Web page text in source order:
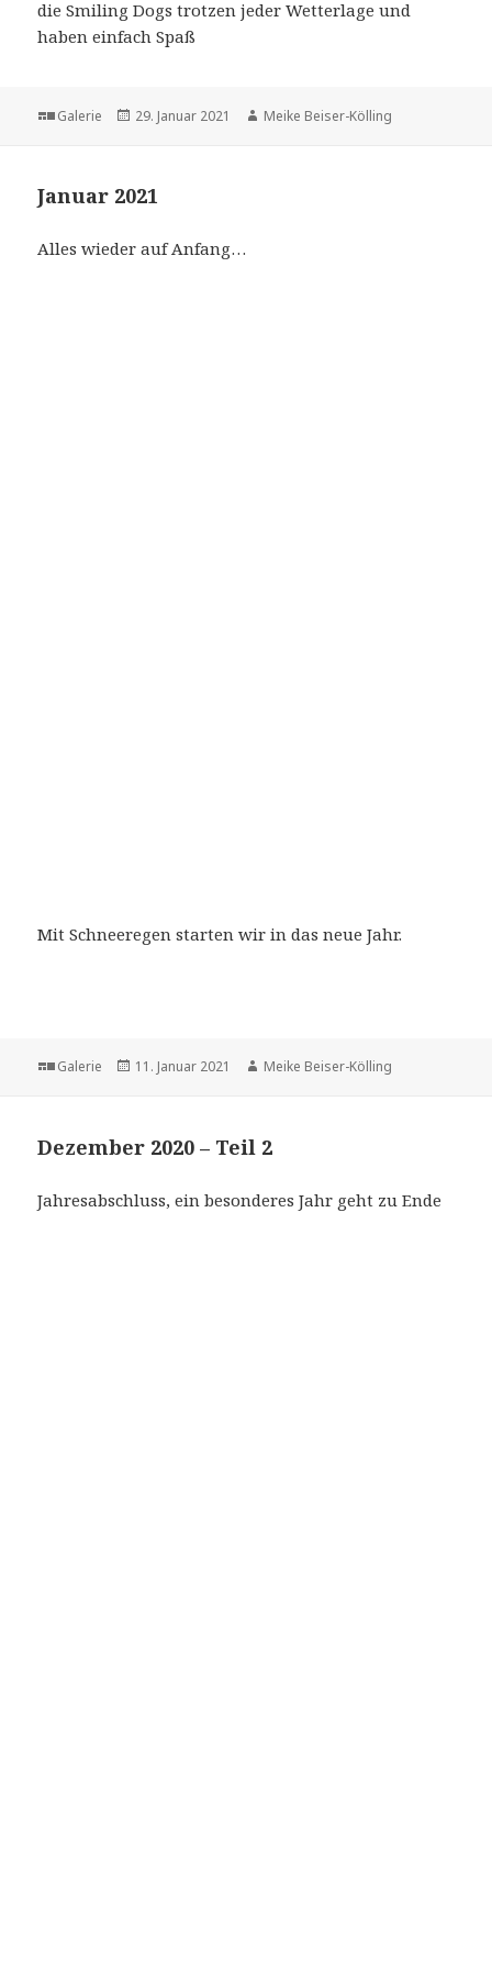
die Smiling Dogs trotzen jeder Wetterlage und
haben einfach Spaß
Format
Galerie
Veröffentlicht
29. Januar 2021 Autor
Meike Beiser-Kölling
Januar 2021
Alles wieder auf Anfang…
Mit Schneeregen starten wir in das neue Jahr.
Format
Galerie
Veröffentlicht
11. Januar 2021 Autor
Meike Beiser-Kölling
Dezember 2020 – Teil 2
Jahresabschluss, ein besonderes Jahr geht zu Ende